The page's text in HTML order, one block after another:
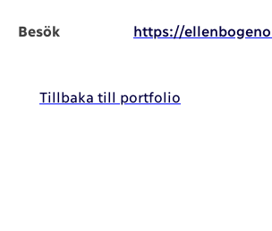
Besök https://
Tillbaka till portfolio